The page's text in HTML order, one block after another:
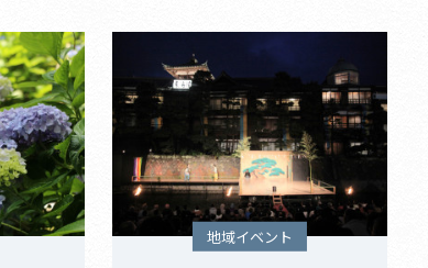
地域イベント